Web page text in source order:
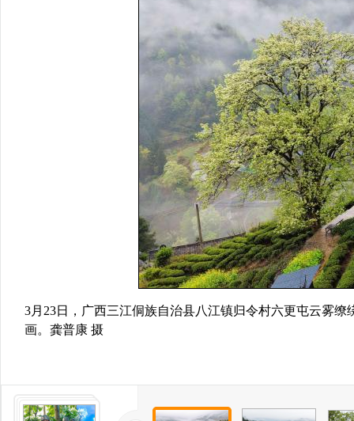
3月23日，广西三江侗族自治县八江镇归令村六更屯云雾
画。龚普康 摄